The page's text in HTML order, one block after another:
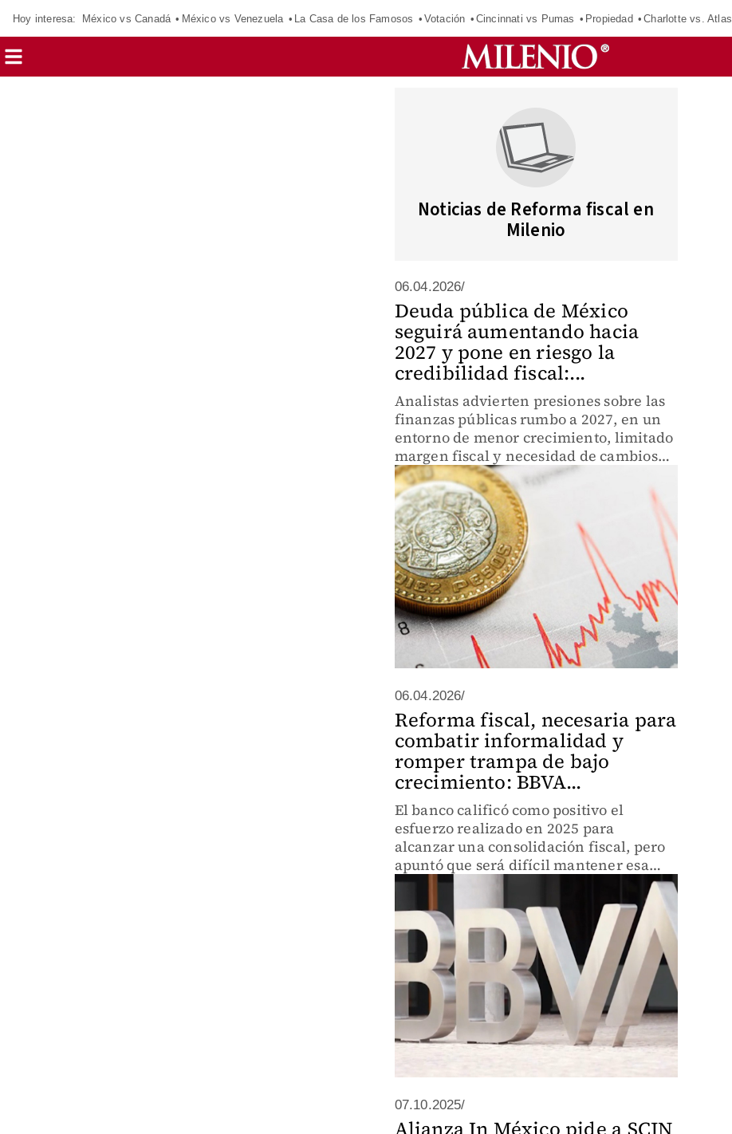
Hoy interesa: México vs Canadá México vs Venezuela La Casa de los Famosos Votación Cincinnati vs Pumas Propiedad Charlotte vs. Atlas
Noticias de Reforma fiscal en
Milenio
06.04.2026/
Deuda pública de México
seguirá aumentando hacia
2027 y pone en riesgo la
credibilidad fiscal:...
Analistas advierten presiones sobre las
finanzas públicas rumbo a 2027, en un
entorno de menor crecimiento, limitado
margen fiscal y necesidad de cambios
estructurales en la política económica
06.04.2026/
Reforma fiscal, necesaria para
combatir informalidad y
romper trampa de bajo
crecimiento: BBVA...
El banco calificó como positivo el
esfuerzo realizado en 2025 para
alcanzar una consolidación fiscal, pero
apuntó que será difícil mantener esa
trayectoria sin ajustes.
07.10.2025/